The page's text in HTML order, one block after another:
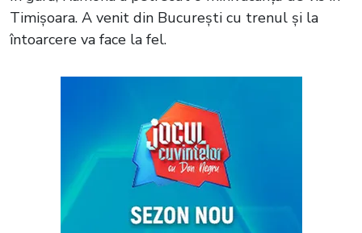
Timișoara. A venit din București cu trenul și la
întoarcere va face la fel.